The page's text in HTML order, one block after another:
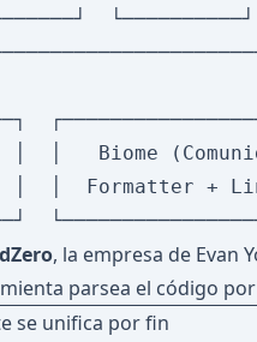
│  │   Biome
│  │  Formatter +
, la empresa de Evan
parsea el código
se unifica por fin